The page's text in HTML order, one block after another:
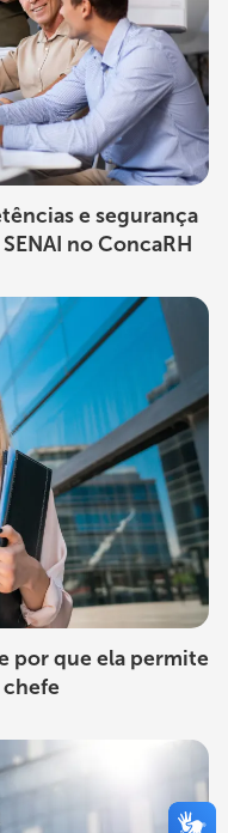
e segurança
no ConcaRH
por que ela permite
chefe